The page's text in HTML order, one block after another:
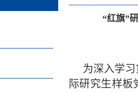
“红旗”
为深入学
际研究生样板